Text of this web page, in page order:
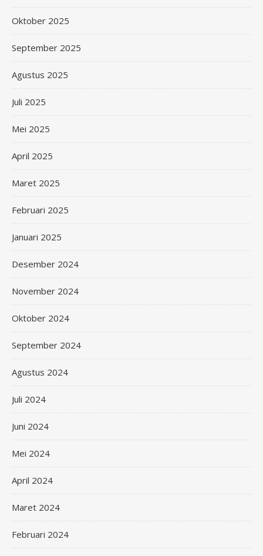
Oktober 2025
September 2025
Agustus 2025
Juli 2025
Mei 2025
April 2025
Maret 2025
Februari 2025
Januari 2025
Desember 2024
November 2024
Oktober 2024
September 2024
Agustus 2024
Juli 2024
Juni 2024
Mei 2024
April 2024
Maret 2024
Februari 2024